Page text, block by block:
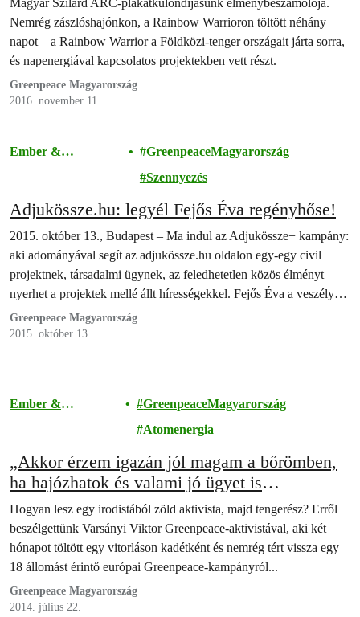
Magyar Szilárd ARC-plakátkülöndíjasunk élménybeszámolója.
Nemrég zászlóshajónkon, a Rainbow Warrioron töltött néhány
napot – a Rainbow Warrior a Földközi-tenger országait járta sorra,
és napenergiával kapcsolatos projektekben vett részt.
Greenpeace Magyarország
2016. november 11.
Ember &
GreenpeaceMagyarország
Szennyezés
Adjukössze.hu: legyél Fejős Éva regényhőse!
2015. október 13., Budapest – Ma indul az Adjukössze+ kampány:
aki adományával segít az adjukössze.hu oldalon egy-egy civil
projektnek, társadalmi ügynek, az feledhetetlen közös élményt
nyerhet a projektek mellé állt hírességekkel. Fejős Éva a veszélyes
hulladéklerakók felszámolását célzó Greenpeace-kampányt
támogatja. Aki adományoz, annak esélye lehet arra, hogy az írónő
Greenpeace Magyarország
2015. október 13.
Ember &
GreenpeaceMagyarország
Atomenergia
„Akkor érzem igazán jól magam a bőrömben,
ha hajózhatok és valami jó ügyet is
szolgálhatok egyszerre…”
Hogyan lesz egy irodistából zöld aktivista, majd tengerész? Erről
beszélgettünk Varsányi Viktor Greenpeace-aktivistával, aki két
hónapot töltött egy vitorláson kadétként és nemrég tért vissza egy
18 állomást érintő európai Greenpeace-kampányról...
Greenpeace Magyarország
2014. július 22.